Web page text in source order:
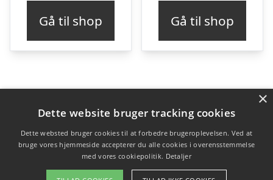
Gå til shop Gå til shop
Varekategorier
Produkter
Copyright 2026 - Pilanto Aps
×
Dette website bruger tracking cookies
Dette websted bruger cookies til at forbedre brugeroplevelsen. Ved at
bruge vores hjemmeside accepterer du alle cookies i overensstemmelse
med vores cookiepolitik. Detaljer